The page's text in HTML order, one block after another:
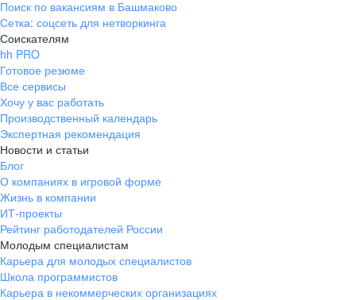
Поиск по вакансиям в Башмаково
Сетка: соцсеть для нетворкинга
Соискателям
hh PRO
Готовое резюме
Все сервисы
Хочу у вас работать
Производственный календарь
Экспертная рекомендация
Новости и статьи
Блог
О компаниях в игровой форме
Жизнь в компании
ИТ-проекты
Рейтинг работодателей России
Молодым специалистам
Карьера для молодых специалистов
Школа программистов
Карьера в некоммерческих организациях